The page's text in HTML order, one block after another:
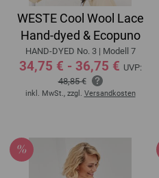
WESTE Cool Wool Lace
Hand-dyed & Ecopuno
HAND-DYED No. 3 | Modell 7
34,75 € - 36,75 € UVP:
48,85 €
inkl. MwSt., zzgl. Versandkosten